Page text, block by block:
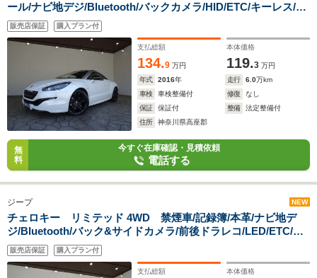
ール/ナビ地デジ/Bluetooth/バックカメラ/HID/ETC/キーレス/ス
ペアキー/クルーズコントロール/シートヒーター/パワーシート/
オートライト/前後ソナー/電動リアウィング/
販売店保証 購入プラン付
支払総額
134.9 万円
本体価格
119.3 万円
年式
2016年 走行 6.0万km
車検
車検整備付 修復
なし
保証
保証付 整備
法定整備付
住所
神奈川県高座郡
無
料
今すぐ在庫確認・見積依頼
電話する
ジープ NEW
チェロキー リミテッド 4WD 禁煙車/記録簿/本革/ナビ地デ
ジ/Bluetooth/バック&サイドカメラ/前後ドラレコ/LED/ETC/ス
マートキー/スペアキー/ACC/シートヒーター&クーラー/パドル
シフト/パワーゲート/AEB/BSM/レーンセンス/パークセン
ス/17AW/
販売店保証 購入プラン付
支払総額 本体価格